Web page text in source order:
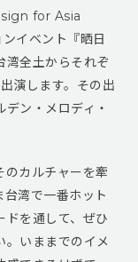
for Asia
イベント『晒日
湾全土からそれぞ
演します。その出
ン・メロディ・
のカルチャーを牽
湾で一番ホット
ドを通して、ぜひ
。いままでのイメ